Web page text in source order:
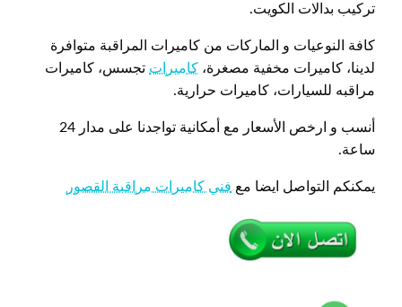
تركيب بدالات الكويت.
كافة النوعيات و الماركات من كاميرات المراقبة متوافرة
لدينا، كاميرات مخفية مصغرة، كاميرات تجسس، كاميرات
مراقبه للسيارات، كاميرات حرارية.
أنسب و ارخص الأسعار مع أمكانية تواجدنا على مدار 24
ساعة.
يمكنكم التواصل ايضا مع فني كاميرات مراقبة القصور